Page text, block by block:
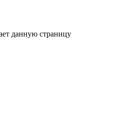
данную страницу